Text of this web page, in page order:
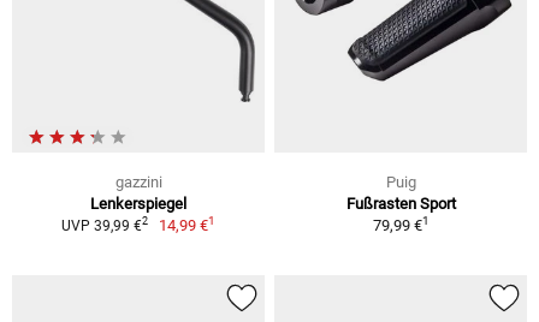
gazzini
Lenkerspiegel
UVP 39,99 €2 14,99 €1
Puig
Fußrasten Sport
79,99 €1